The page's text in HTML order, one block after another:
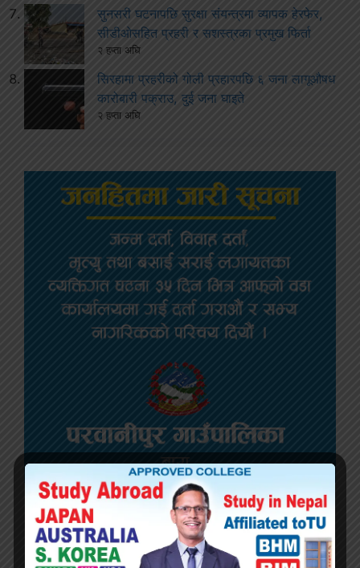
सुनसरी घटनापछि सुरक्षा संयन्त्रमा व्यापक हेरफेर,
सीडीओसहित प्रहरी र सशस्त्रका प्रमुख फिर्ता
२ हप्ता अघि
सिरहामा प्रहरीको गोली प्रहारपछि ६ जना लागूऔषध
कारोबारी पक्राउ, दुई जना घाइते
२ हप्ता अघि